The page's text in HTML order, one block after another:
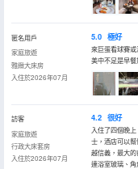
匿名用戶
家庭旅遊
雅緻大床房
入住於2026年07月
5.0 極好
來巨蛋看球賽
美中不足是早
訪客
家庭旅遊
行政大床套房
入住於2026年07月
4.2 很好
入住了四個晚
士，酒店可以
越信義，最大
連浴室玻璃、